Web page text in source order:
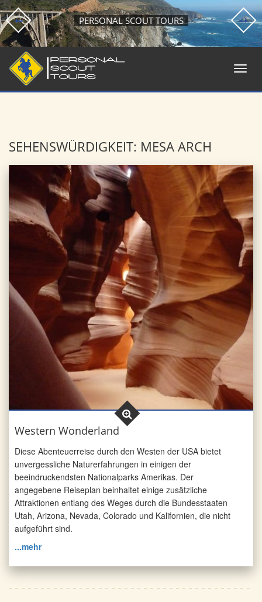
PERSONAL SCOUT TOURS
SEHENSWÜRDIGKEIT: MESA ARCH
Western Wonderland
Diese Abenteuerreise durch den Westen der USA bietet
unvergessliche Naturerfahrungen in einigen der
beeindruckendsten Nationalparks Amerikas. Der
angegebene Reiseplan beinhaltet einige zusätzliche
Attraktionen entlang des Weges durch die Bundesstaaten
Utah, Arizona, Nevada, Colorado und Kalifornien, die nicht
aufgeführt sind.
...mehr